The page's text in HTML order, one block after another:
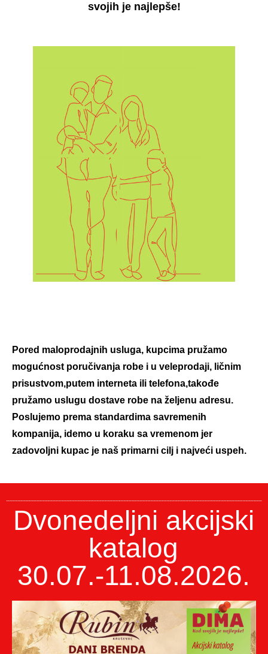
svojih je najlepše!
Pored maloprodajnih usluga, kupcima pružamo
mogućnost poručivanja robe i u veleprodaji, ličnim
prisustvom,putem interneta ili telefona,takođe
pružamo uslugu dostave robe na željenu adresu.
Poslujemo prema standardima savremenih
kompanija, idemo u koraku sa vremenom jer
zadovoljni kupac je naš primarni cilj i najveći uspeh.
Dvonedeljni akcijski
katalog
30.07.-11.08.2026.